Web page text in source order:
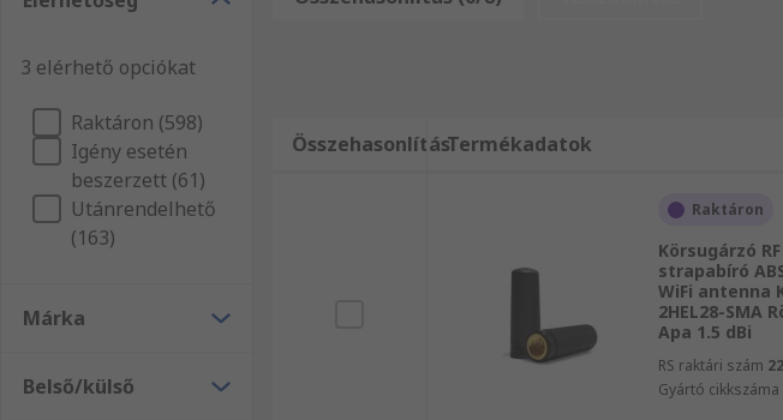
kiszállításból! Akár nagy tételben vásárol, vagy csupán egy-egy árucikket
Biztosak vagyunk abban, hogy termékkínálatunkban megtalálja az igényeinek
3 elérhető opciókat
Raktáron (598)
Igény esetén
beszerzett (61)
Utánrendelhető
(163)
Márka
Belső/külső
ÖsszehasonlításTermékadatok
Raktáron
Körsugárzó
strapabíró
WiFi antenna
2HEL28-SMA
Apa 1.5 dBi
RS raktári szám
Gyártó cikkszáma